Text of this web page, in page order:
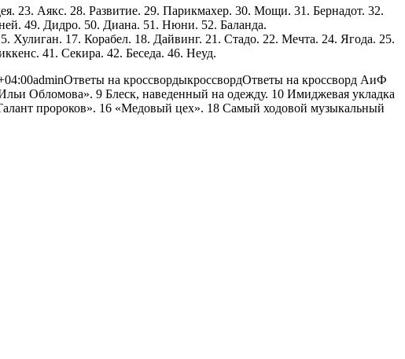
23. Аякс. 28. Развитие. 29. Парикмахер. 30. Мощи. 31. Бернадот. 32.
49. Дидро. 50. Диана. 51. Нюни. 52. Баланда.
17. Корабел. 18. Дайвинг. 21. Стадо. 22. Мечта. 24. Ягода. 25.
41. Секира. 42. Беседа. 46. Неуд.
adminОтветы на кроссвордыкроссвордОтветы на кроссворд АиФ
Обломова». 9 Блеск, наведенный на одежду. 10 Имиджевая укладка
пророков». 16 «Медовый цех». 18 Самый ходовой музыкальный